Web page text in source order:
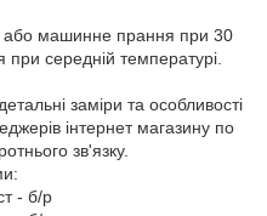
або машинне прання при 30
при середній температурі.
заміри та особливості
інтернет магазину по
зв'язку.
- б/р